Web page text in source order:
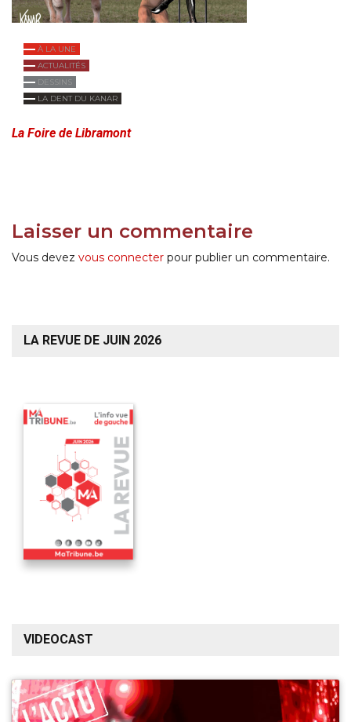
À LA UNE
ACTUALITÉS
DESSINS
LA DENT DU KANAR
La Foire de Libramont
Laisser un commentaire
Vous devez vous connecter pour publier un commentaire.
LA REVUE DE JUIN 2026
VIDEOCAST